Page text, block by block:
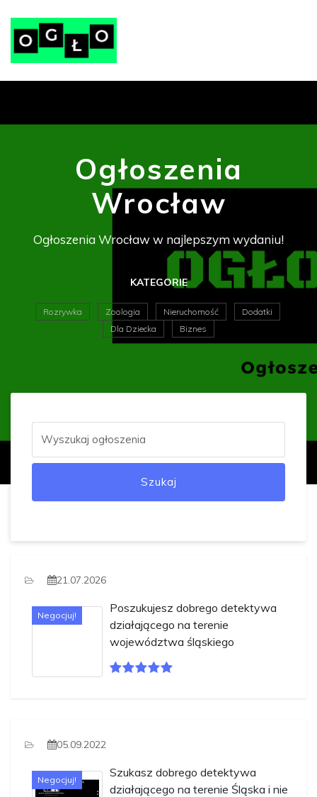
Ogłoszenia
Wrocław
Ogłoszenia Wrocław w najlepszym wydaniu!
KATEGORIE
Rozrywka Zoologia Nieruchomość
Dodatki
Dla Dziecka
Biznes
Szukaj
21.07.2026
Negocjuj!
Poszukujesz dobrego detektywa
działającego na terenie
województwa śląskiego
05.09.2022
Negocjuj!
Szukasz dobrego detektywa
działającego na terenie Śląska i nie